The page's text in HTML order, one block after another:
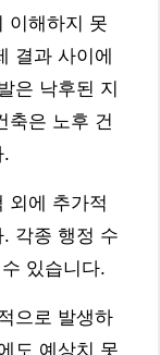
이해하지 못
결과 사이에
은 낙후된 지
축은 노후 건
.
외에 추가적
각종 행정 수
있습니다.
으로 발생하
도 예상치 못